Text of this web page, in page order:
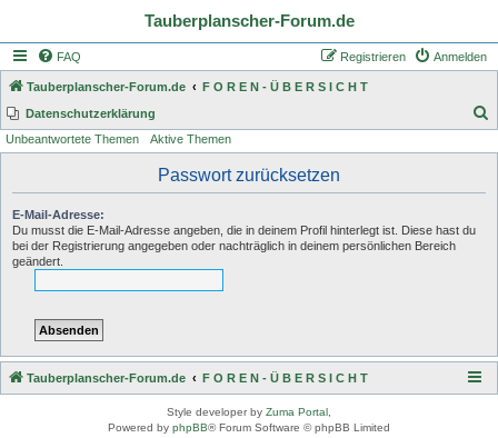
Tauberplanscher-Forum.de
FAQ Anmelden
Registrieren
Tauberplanscher-Forum.de
F O R E N - Ü B E R S I C H T
Datenschutzerklärung
Unbeantwortete Themen Aktive Themen
Passwort zurücksetzen
E-Mail-Adresse:
Du musst die E-Mail-Adresse angeben, die in deinem Profil hinterlegt ist. Diese hast du
bei der Registrierung angegeben oder nachträglich in deinem persönlichen Bereich
geändert.
Tauberplanscher-Forum.de F O R E N - Ü B E R S I C H T
Style developer by Zuma Portal
Powered by phpBB® Forum Software © phpBB Limited